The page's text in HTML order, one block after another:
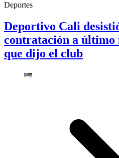
Deportes
Deportivo Cali
contratación a último
que dijo el club